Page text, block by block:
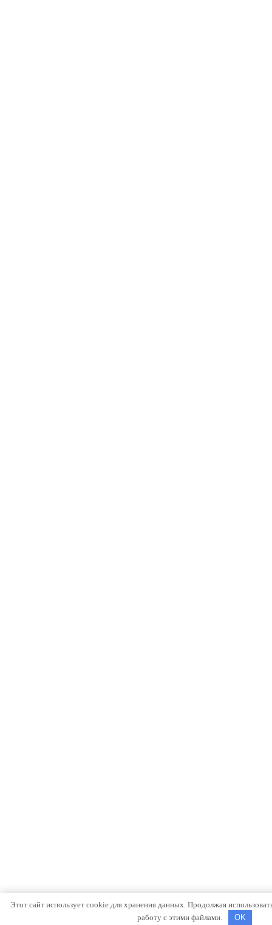
Этот сайт использует cookie для хранения данных. Продолжая
работу с этими файлами.
OK